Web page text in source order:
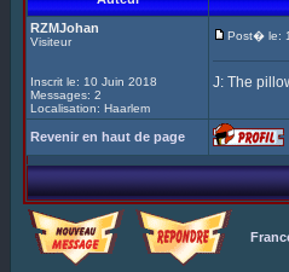
RZMJohan
Visiteur
Inscrit le: 10 Juin 2018
Messages: 2
Localisation: Haarlem
Post� le:
J: The
Revenir en haut de page